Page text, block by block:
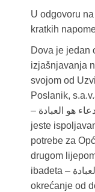
U odgovoru
kratkih
Dova je jedan
izjašnjavanja
svojom od
Poslanik,
– ان الدعاء هو العبادة”. U suštini, zbilja ibadetza
jeste
potrebe za
drugom
ibadeta – الدعاء مخ العبادة” , a u Kur’anu je
okrećanje od